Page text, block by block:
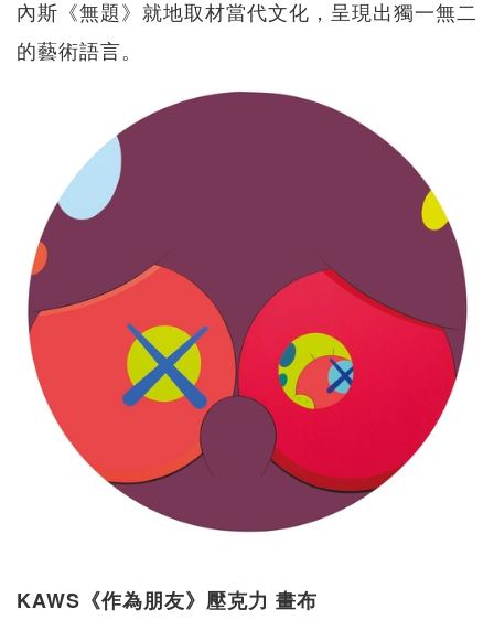
內斯《無題》就地取材當代文化，呈現出獨一無二
的藝術語言。
KAWS《作為朋友》壓克力 畫布